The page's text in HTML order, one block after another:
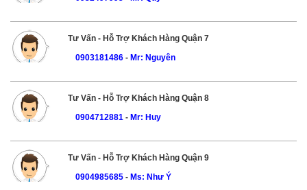
Tư Vấn - Hỗ Trợ Khách Hàng Quận 7
0903181486- Mr: Nguyên
Tư Vấn - Hỗ Trợ Khách Hàng Quận 8
0904712881- Mr: Huy
Tư Vấn - Hỗ Trợ Khách Hàng Quận 9
0904985685- Ms: Như Ý